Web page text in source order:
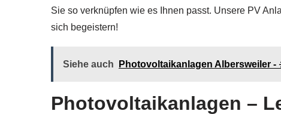
Sie so verknüpfen wie es Ihnen passt. Unsere PV
sich begeistern!
Siehe auch Photovoltaikanlagen Albersweiler
Photovoltaikanlagen –